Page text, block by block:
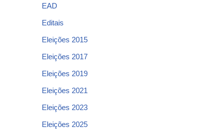
EAD
Editais
Eleições 2015
Eleições 2017
Eleições 2019
Eleições 2021
Eleições 2023
Eleições 2025